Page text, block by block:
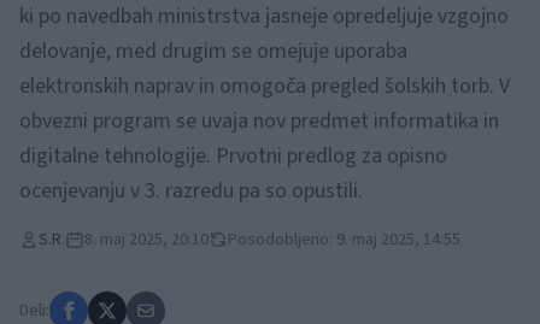
ki po navedbah ministrstva jasneje opredeljuje vzgojno
delovanje, med drugim se omejuje uporaba
elektronskih naprav in omogoča pregled šolskih torb. V
obvezni program se uvaja nov predmet informatika in
digitalne tehnologije. Prvotni predlog za opisno
ocenjevanju v 3. razredu pa so opustili.
S.R. 8. maj 2025, 20:10 Posodobljeno: 9. maj 2025, 14:55
Deli: